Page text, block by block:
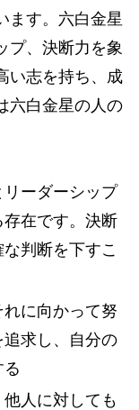
ます。六白金星
プ、決断力を象
い志を持ち、成
六白金星の人の
ーダーシップ
在です。決断
判断を下すこ
に向かって努
求し、自分の
人に対しても